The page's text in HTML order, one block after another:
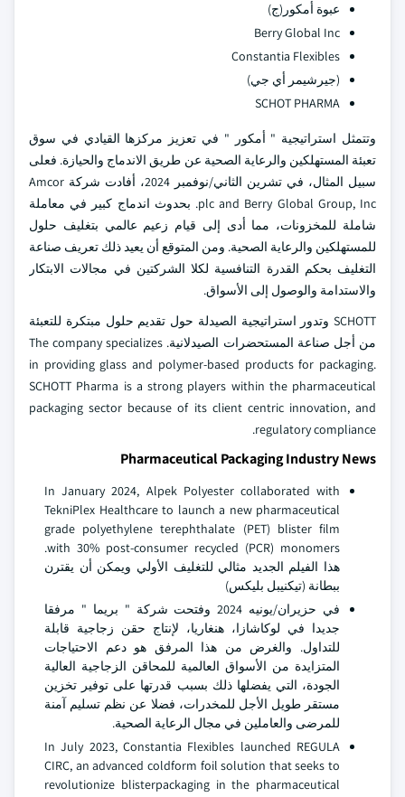
عبوة أمكور(ج)
Berry Global Inc
Constantia Flexibles
(جيرشيمر أي جي)
SCHOT PHARMA
وتتمثل استراتيجية " أمكور " في تعزيز مركزها القيادي في سوق
تعبئة المستهلكين والرعاية الصحية عن طريق الاندماج والحيازة. فعلى
سبيل المثال، في تشرين الثاني/نوفمبر 2024، أفادت شركة Amcor
plc and Berry Global Group, Inc. بحدوث اندماج كبير في معاملة
شاملة للمخزونات، مما أدى إلى قيام زعيم عالمي بتغليف حلول
للمستهلكين والرعاية الصحية. ومن المتوقع أن يعيد ذلك تعريف صناعة
التغليف بحكم القدرة التنافسية لكلا الشركتين في مجالات الابتكار
والاستدامة والوصول إلى الأسواق.
SCHOTT وتدور استراتيجية الصيدلة حول تقديم حلول مبتكرة للتعبئة
من أجل صناعة المستحضرات الصيدلانية. The company specializes
in providing glass and polymer-based products for packaging.
SCHOTT Pharma is a strong players within the pharmaceutical
packaging sector because of its client centric innovation, and
regulatory compliance.
Pharmaceutical Packaging Industry News
In January 2024, Alpek Polyester collaborated with
TekniPlex Healthcare to launch a new pharmaceutical
grade polyethylene terephthalate (PET) blister film
with 30% post-consumer recycled (PCR) monomers.
هذا الفيلم الجديد مثالي للتغليف الأولي ويمكن أن يقترن
ببطانة (تيكنيبل بليكس)
في حزيران/يونيه 2024 وفتحت شركة " بريما " مرفقا
جديدا في لوكاشازا، هنغاريا، لإنتاج حقن زجاجية قابلة
للتداول. والغرض من هذا المرفق هو دعم الاحتياجات
المتزايدة من الأسواق العالمية للمحاقن الزجاجية العالية
الجودة، التي يفضلها ذلك بسبب قدرتها على توفير تخزين
مستقر طويل الأجل للمخدرات، فضلا عن نظم تسليم آمنة
للمرضى والعاملين في مجال الرعاية الصحية.
In July 2023, Constantia Flexibles launched REGULA
CIRC, an advanced coldform foil solution that seeks to
revolutionize blisterpackaging in the pharmaceutical